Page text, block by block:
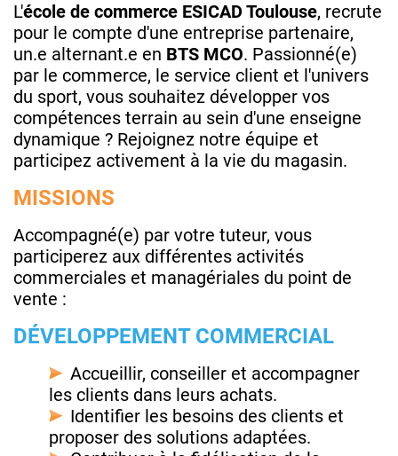
L'école de commerce ESICAD Toulouse, recrute
pour le compte d'une entreprise partenaire,
un.e alternant.e en BTS MCO. Passionné(e)
par le commerce, le service client et l'univers
du sport, vous souhaitez développer vos
compétences terrain au sein d'une enseigne
dynamique ? Rejoignez notre équipe et
participez activement à la vie du magasin.
MISSIONS
Accompagné(e) par votre tuteur, vous
participerez aux différentes activités
commerciales et managériales du point de
vente :
DÉVELOPPEMENT COMMERCIAL
Accueillir, conseiller et accompagner
les clients dans leurs achats.
Identifier les besoins des clients et
proposer des solutions adaptées.